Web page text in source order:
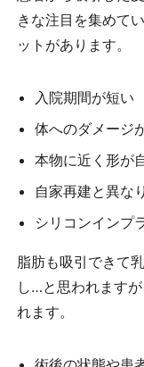
きな注目を集めて
ットがあります。
入院期間が短い
体へのダメージ
本物に近く形が
自家再建と異な
シリコンインプ
脂肪も吸引できて
し…と思われます
れます。